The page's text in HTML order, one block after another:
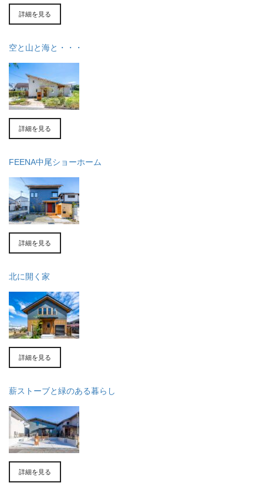
詳細を見る
空と山と海と・・・
詳細を見る
FEENA中尾ショーホーム
詳細を見る
北に開く家
詳細を見る
薪ストーブと緑のある暮らし
詳細を見る